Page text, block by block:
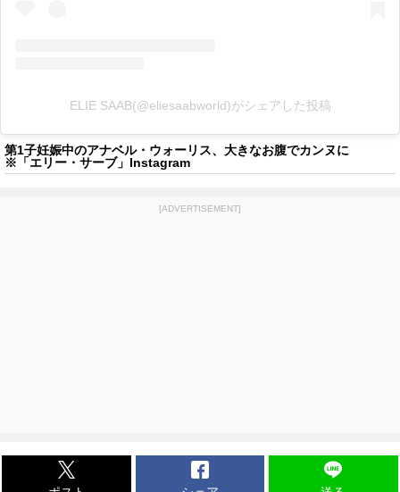
ELIE SAAB(@eliesaabworld)がシェアした投稿
第1子妊娠中のアナベル・ウォーリス、大きなお腹でカンヌに
※「エリー・サーブ」Instagram
[ADVERTISEMENT]